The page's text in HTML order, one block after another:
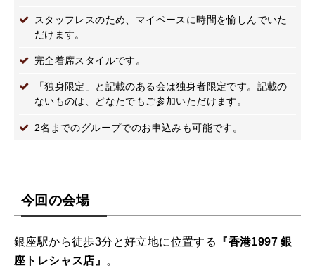
スタッフレスのため、マイペースに時間を愉しんでいた
だけます。
完全着席スタイルです。
「独身限定」と記載のある会は独身者限定です。記載の
ないものは、どなたでもご参加いただけます。
2名までのグループでのお申込みも可能です。
今回の会場
銀座駅から徒歩3分と好立地に位置する
『香港1997 銀
座トレシャス店』
。